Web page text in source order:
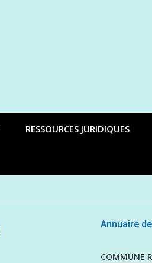
RESSOURCES JURIDIQUES
Annuaire
COMMUNE